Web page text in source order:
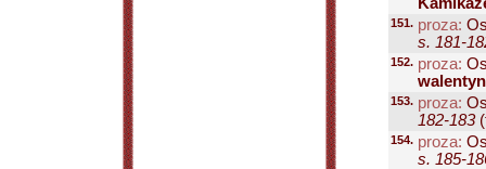
151. proza:
s. 181-
152. proza:
153. proza:
182-183
154. proza:
s. 185-